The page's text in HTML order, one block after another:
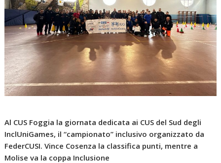
Al CUS Foggia la giornata dedicata ai CUS del Sud degli
InclUniGames, il “campionato” inclusivo organizzato da
FederCUSI. Vince Cosenza la classifica punti, mentre a
Molise va la coppa Inclusione